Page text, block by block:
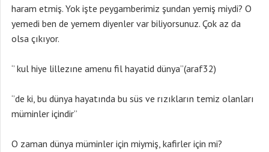
haram etmiş. Yok işte peygamberimiz şundan yemiş miydi? O
yemedi ben de yemem diyenler var biliyorsunuz. Çok az da
olsa çıkıyor.
‘’ kul hiye lillezıne amenu fil hayatid dünya’’(araf32)
‘’de ki, bu dünya hayatında bu süs ve rızıkların temiz olanları
müminler içindir’’
O zaman dünya müminler için miymiş, kafirler için mi?